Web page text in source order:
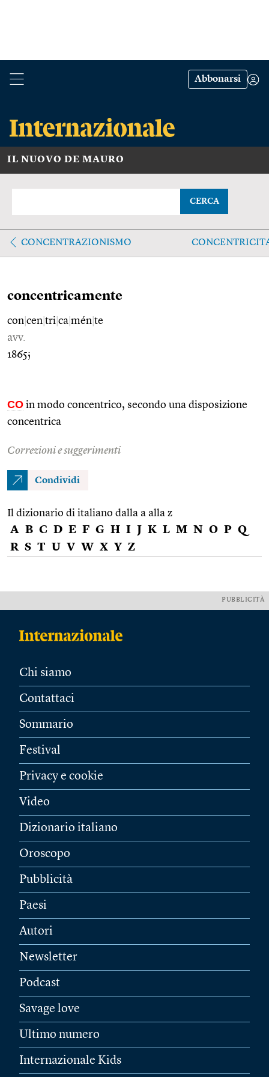
Abbonarsi
IL NUOVO DE MAURO
CERCA
CONCENTRAZIONISMO
concentricamente
con cen tri ca mén te
avv.
1865;
CO in modo concentrico, secondo una disposizione
concentrica
Correzioni e suggerimenti
Condividi
Il dizionario di italiano dalla a alla z
A B C D E F G H I J K L M N O P Q
R S T U V W X Y Z
PUBBLICITÀ
Chi siamo
Contattaci
Sommario
Festival
Privacy e cookie
Video
Dizionario italiano
Oroscopo
Pubblicità
Paesi
Autori
Newsletter
Podcast
Savage love
Ultimo numero
Internazionale Kids